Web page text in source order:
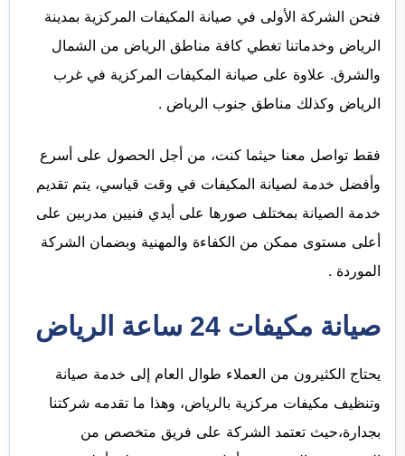
فنحن الشركة الأولى في صيانة المكيفات المركزية بمدينة
الرياض وخدماتنا تغطي كافة مناطق الرياض من الشمال
والشرق. علاوة على صيانة المكيفات المركزية في غرب
الرياض وكذلك مناطق جنوب الرياض .
فقط تواصل معنا حيثما كنت، من أجل الحصول على أسرع
وأفضل خدمة لصيانة المكيفات في وقت قياسي، يتم تقديم
خدمة الصيانة بمختلف صورها على أيدي فنيين مدربين على
أعلى مستوى ممكن من الكفاءة والمهنية وبضمان الشركة
الموردة .
صيانة مكيفات 24 ساعة الرياض
يحتاج الكثيرون من العملاء طوال العام إلى خدمة صيانة
وتنظيف مكيفات مركزية بالرياض، وهذا ما تقدمه شركتنا
بجدارة،حيث تعتمد الشركة على فريق متخصص من